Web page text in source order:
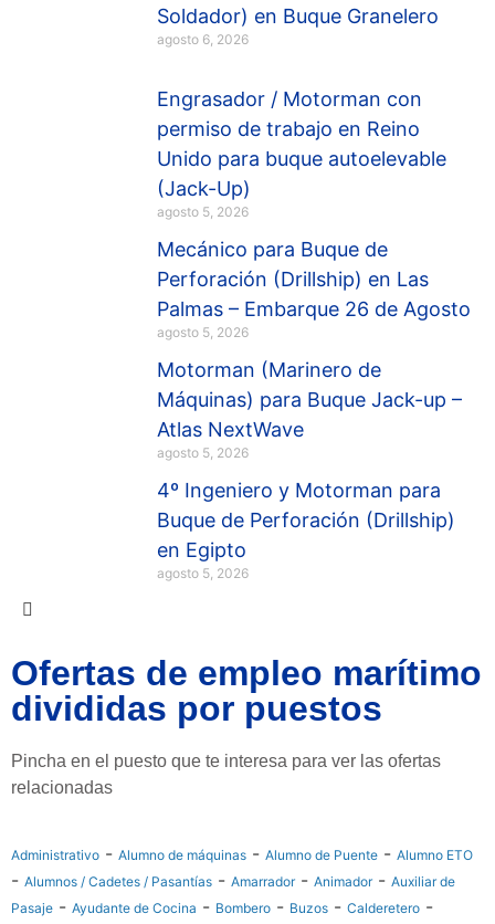
Soldador) en Buque Granelero
agosto 6, 2026
Engrasador / Motorman con
permiso de trabajo en Reino
Unido para buque autoelevable
(Jack-Up)
agosto 5, 2026
Mecánico para Buque de
Perforación (Drillship) en Las
Palmas – Embarque 26 de Agosto
agosto 5, 2026
Motorman (Marinero de
Máquinas) para Buque Jack-up –
Atlas NextWave
agosto 5, 2026
4º Ingeniero y Motorman para
Buque de Perforación (Drillship)
en Egipto
agosto 5, 2026
Ofertas de empleo marítimo
divididas por puestos
Pincha en el puesto que te interesa para ver las ofertas
relacionadas
Administrativo - Alumno de máquinas - Alumno de Puente - Alumno ETO
- Alumnos / Cadetes / Pasantías - Amarrador- Animador- Auxiliar de
Pasaje - Ayudante de Cocina - Bombero - Buzos - Calderetero -